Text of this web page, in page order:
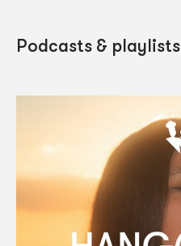
Podcasts & playlists